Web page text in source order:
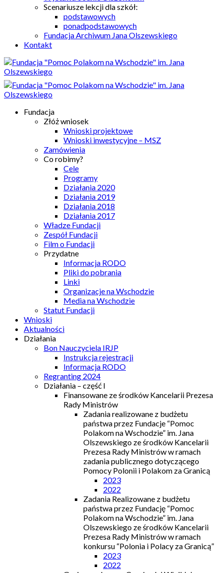
Scenariusze lekcji dla szkół:
podstawowych
ponadpodstawowych
Fundacja Archiwum Jana Olszewskiego
Kontakt
Fundacja
Złóż wniosek
Wnioski projektowe
Wnioski inwestycyjne – MSZ
Zamówienia
Co robimy?
Cele
Programy
Działania 2020
Działania 2019
Działania 2018
Działania 2017
Władze Fundacji
Zespół Fundacji
Film o Fundacji
Przydatne
Informacja RODO
Pliki do pobrania
Linki
Organizacje na Wschodzie
Media na Wschodzie
Statut Fundacji
Wnioski
Aktualności
Działania
Bon Nauczyciela IRJP
Instrukcja rejestracji
Informacja RODO
Regranting 2024
Działania – część I
Finansowane ze środków Kancelarii Prezesa
Rady Ministrów
Zadania realizowane z budżetu
państwa przez Fundacje “Pomoc
Polakom na Wschodzie” im. Jana
Olszewskiego ze środków Kancelarii
Prezesa Rady Ministrów w ramach
zadania publicznego dotyczącego
Pomocy Polonii i Polakom za Granicą
2023
2022
Zadania Realizowane z budżetu
państwa przez Fundację “Pomoc
Polakom na Wschodzie” im. Jana
Olszewskiego ze środków Kancelarii
Prezesa Rady Ministrów w ramach
konkursu “Polonia i Polacy za Granicą”
2023
2022